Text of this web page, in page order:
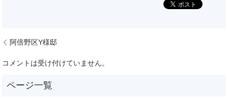
阿倍野区Y様邸
コメントは受け付けていません。